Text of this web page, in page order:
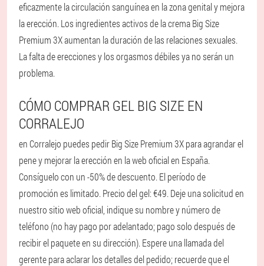
eficazmente la circulación sanguínea en la zona genital y mejora
la erección. Los ingredientes activos de la crema Big Size
Premium 3X aumentan la duración de las relaciones sexuales.
La falta de erecciones y los orgasmos débiles ya no serán un
problema.
CÓMO COMPRAR GEL BIG SIZE EN
CORRALEJO
en Corralejo puedes pedir Big Size Premium 3X para agrandar el
pene y mejorar la erección en la web oficial en España.
Consíguelo con un -50% de descuento. El período de
promoción es limitado. Precio del gel: €49. Deje una solicitud en
nuestro sitio web oficial, indique su nombre y número de
teléfono (no hay pago por adelantado; pago solo después de
recibir el paquete en su dirección). Espere una llamada del
gerente para aclarar los detalles del pedido; recuerde que el